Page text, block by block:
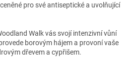
pro své antiseptické a uvolňující
Walk vás svojí intenzivní vůní
borovým hájem a provoní vaše
dřevem a cypřišem.